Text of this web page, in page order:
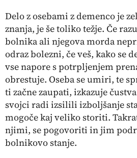
Delo z osebami z demenco je
znanja, je še toliko težje. Če
bolnika ali njegova morda
odraz bolezni, če veš, kako se
vse napore s potrpljenjem
obrestuje. Oseba se umiri, te
ti začne zaupati, izkazuje
svojci radi izsilili izboljšanje
mogoče kaj veliko storiti.
njimi, se pogovoriti in jim
bolnikovo stanje.